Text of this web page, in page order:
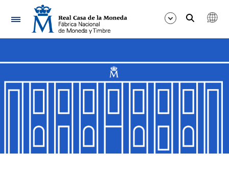
Navegació
Mostra/Amaga
Mostra/Amaga
Mostra/Amaga